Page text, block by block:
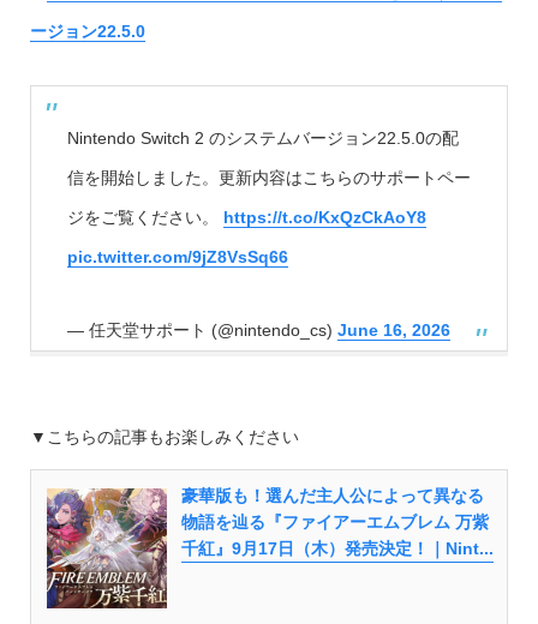
ージョン22.5.0
Nintendo Switch 2 のシステムバージョン22.5.0の配
信を開始しました。更新内容はこちらのサポートペー
ジをご覧ください。 https://t.co/KxQzCkAoY8
pic.twitter.com/9jZ8VsSq66
— 任天堂サポート (@nintendo_cs) June 16, 2026
▼こちらの記事もお楽しみください
豪華版も！選んだ主人公によって異なる
物語を辿る『ファイアーエムブレム 万紫
千紅』9月17日（木）発売決定！｜Nint...